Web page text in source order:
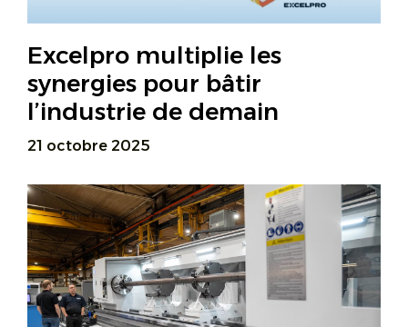
Excelpro multiplie les
synergies pour bâtir
l’industrie de demain
21 octobre 2025